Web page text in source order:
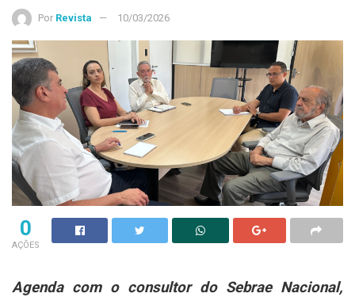
Por Revista 10/03/2026
0
AÇÕES
Agenda com o consultor do Sebrae Nacional,